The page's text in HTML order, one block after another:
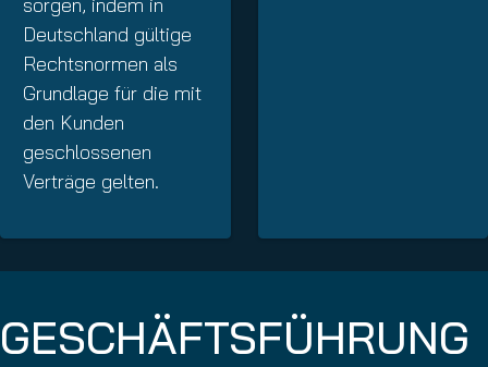
Deutschland gültige
Rechtsnormen als
Grundlage für die mit
den Kunden
geschlossenen
Verträge gelten.
GESCHÄFTSFÜHRUNG